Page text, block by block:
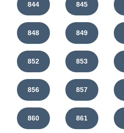
844 845
848 849
852 853
856 857
860 861